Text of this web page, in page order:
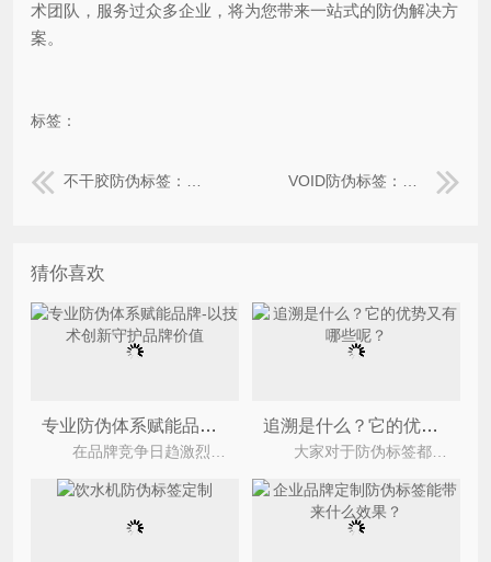
术团队，服务过众多企业，将为您带来一站式的防伪解决方
案。
标签：
不干胶防伪标签：兼具实用与防伪的优良选择 VOID防伪标签：物理留痕驱动的防伪价值凸显
猜你喜欢
专业防伪体系赋能品牌-以技术创新守护品牌价值 追溯是什么？它的优势又有哪些呢？